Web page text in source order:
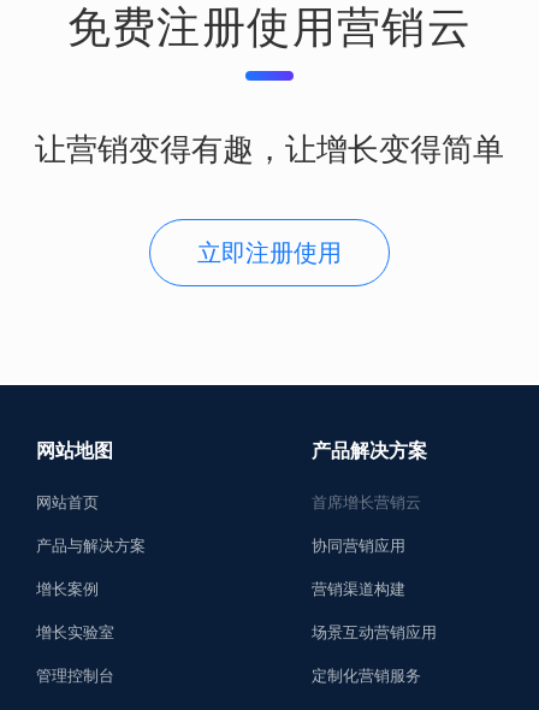
免费注册使用营销云
让营销变得有趣，让增长变得简单
立即注册使用
网站地图
网站首页
产品与解决方案
增长案例
增长实验室
管理控制台
产品解决方案
首席增长营销云
协同营销应用
营销渠道构建
场景互动营销应用
定制化营销服务